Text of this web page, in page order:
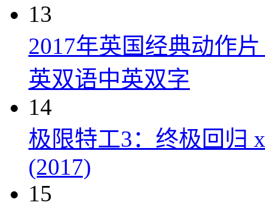
13
2017年英国经典动作
英双语中英双字
14
极限特工3：终极回归
(2017)
15